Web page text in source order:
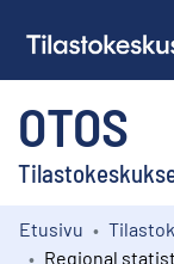
OTOS
Kokoelmat
Etusivu